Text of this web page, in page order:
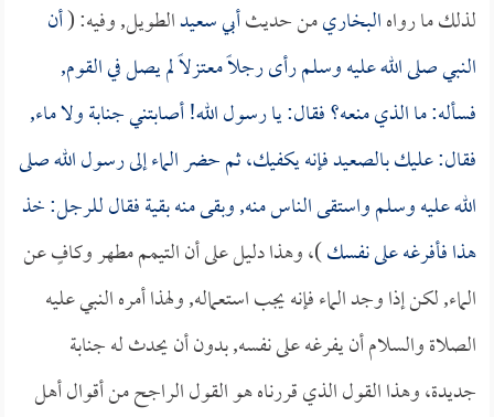
لذلك ما رواهالبخاريمن حديثأبي سعيدالطويل, وفيه: (أن
النبي صلى الله عليه وسلم رأى رجلاً معتزلاً لم يصل في القوم,
فسأله: ما الذي منعه؟ فقال: يا رسول الله! أصابتني جنابة ولا ماء,
فقال: عليك بالصعيد فإنه يكفيك، ثم حضر الماء إلى رسول الله صلى
الله عليه وسلم واستقى الناس منه, وبقى منه بقية فقال للرجل: خذ
هذا فأفرغه على نفسك)، وهذا دليل على أن التيمم مطهر وكافٍ عن
الماء, لكن إذا وجد الماء فإنه يجب استعماله, ولهذا أمره النبي عليه
الصلاة والسلام أن يفرغه على نفسه, بدون أن يحدث له جنابة
جديدة، وهذا القول الذي قررناه هو القول الراجح من أقوال أهل